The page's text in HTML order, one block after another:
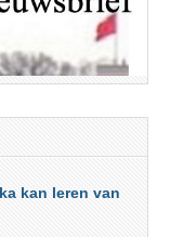
kan leren van